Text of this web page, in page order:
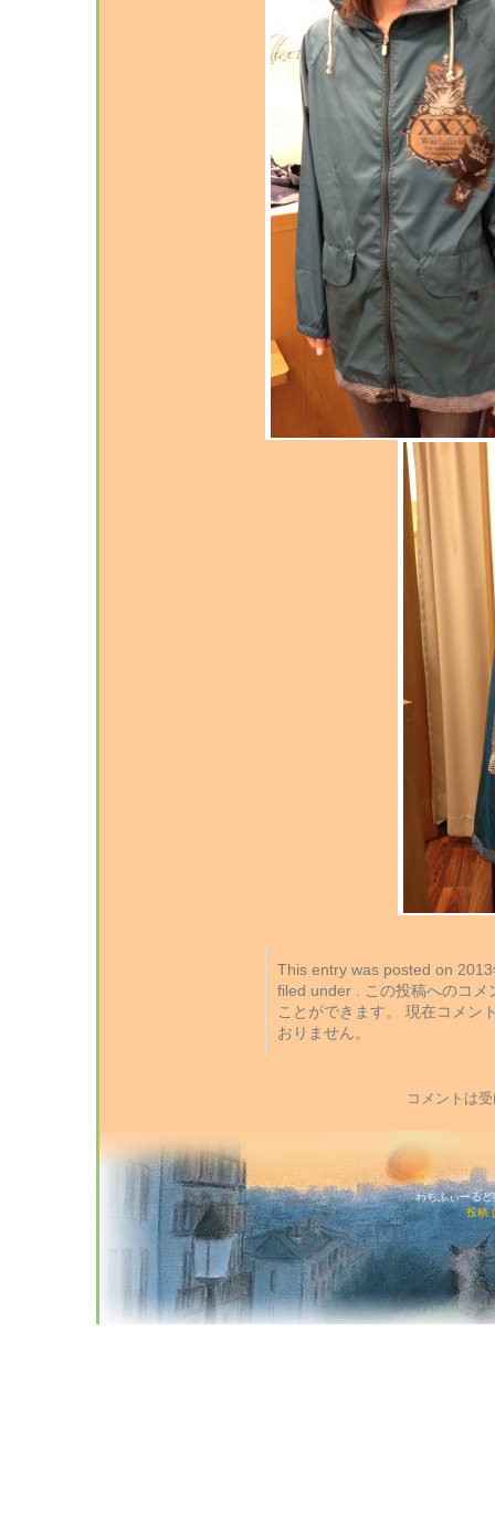
This entry was posted on
filed under . この投稿へのコ
ことができます。 現在コメン
おりません。
コメントは
わちふぃーる
投稿